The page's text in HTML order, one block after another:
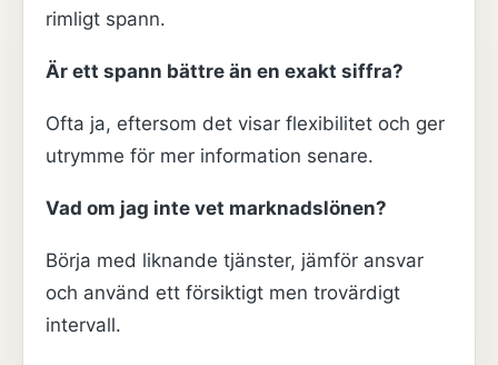
rimligt spann.
Är ett spann bättre än en exakt siffra?
Ofta ja, eftersom det visar flexibilitet och ger
utrymme för mer information senare.
Vad om jag inte vet marknadslönen?
Börja med liknande tjänster, jämför ansvar
och använd ett försiktigt men trovärdigt
intervall.